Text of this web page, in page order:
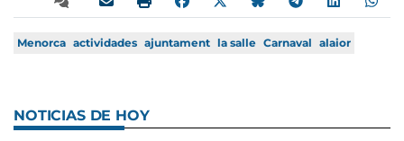
Menorca actividades ajuntament la salle Carnaval alaior
NOTICIAS DE HOY